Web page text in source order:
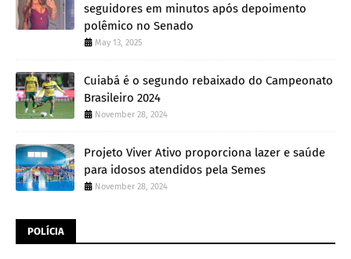
seguidores em minutos após depoimento
polêmico no Senado
May 13, 2025
Cuiabá é o segundo rebaixado do Campeonato
Brasileiro 2024
November 28, 2024
Projeto Viver Ativo proporciona lazer e saúde
para idosos atendidos pela Semes
November 28, 2024
POLÍCIA